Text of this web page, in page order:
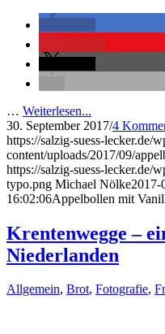
… Weiterlesen...
30. September 2017/4
https://salzig-suess-lecker.de/
content/uploads/2017/09/
https://salzig-suess-lecker.de/
typo.png Michael Nölke2017-
16:02:06Appelbollen mit
Krentenwegge –
Niederlanden
Allgemein, Brot, Fotografie,